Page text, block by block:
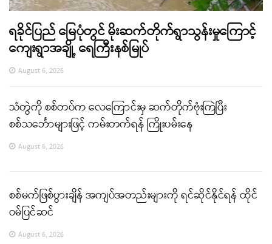
ရခိုင်ပြည် မြေပုံတွင် မိုးဆက်တိုက်ရွာသွန်းမှုကြောင့်
ကျေးရွာအချို့ ရေကြီးနစ်မြုပ်
August 6, 2026
သံတွဲကို စစ်တပ်က လေကြောင်းမှ ဆက်တိုက်ဗုံးကြဲပြီး
စစ်သင်္ဘောများဖြင့် ကမ်းတက်ရန် ကြိုးပမ်းနေ
August 6, 2026
စစ်မက်ဖြစ်ပွားချိန် အကျပ်အတည်းများကို ရင်ဆိုင်နိုင်ရန် ထိုင်
ဝမ်ပြင်ဆင်
August 6, 2026